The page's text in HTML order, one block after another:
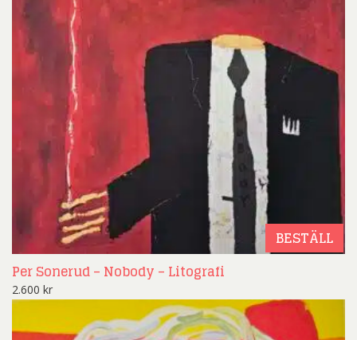
BESTÄLL
Per Sonerud – Nobody – Litografi
2.600 kr